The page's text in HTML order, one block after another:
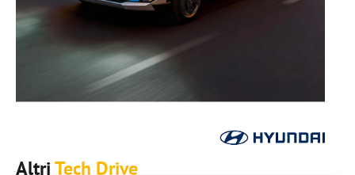
AltriTech Drive